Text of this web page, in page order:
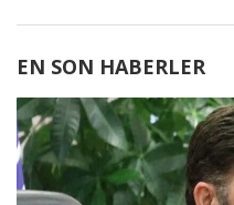
EN SON HABERLER